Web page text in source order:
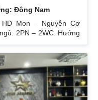
Đông Nam
Mon – Nguyễn Cơ
2PN – 2WC. Hướng
ngủ: 2PN 2WC. Hướng
full đồ đẹp, Có sổ. Giá:
ngủ: 2PN 2WC. Hướng
full đồ. Có sổ. Giá: 4